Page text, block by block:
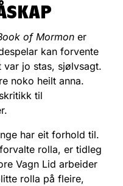
of Mormon er
kan forvente
jo stas, sjølvsagt.
noko heilt anna.
til
har eit forhold til.
rolla, er tidleg
Vagn Lid arbeider
rolla på fleire,